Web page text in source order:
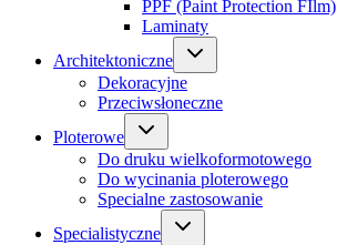
PPF (Paint Protection FIlm)
Laminaty
Architektoniczne
Dekoracyjne
Przeciwsłoneczne
Ploterowe
Do druku wielkoformotowego
Do wycinania ploterowego
Specialne zastosowanie
Specialistyczne